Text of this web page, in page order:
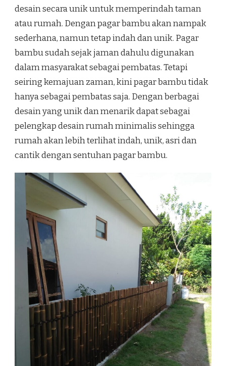
desain secara unik untuk memperindah taman
atau rumah. Dengan pagar bambu akan nampak
sederhana, namun tetap indah dan unik. Pagar
bambu sudah sejak jaman dahulu digunakan
dalam masyarakat sebagai pembatas. Tetapi
seiring kemajuan zaman, kini pagar bambu tidak
hanya sebagai pembatas saja. Dengan berbagai
desain yang unik dan menarik dapat sebagai
pelengkap desain rumah minimalis sehingga
rumah akan lebih terlihat indah, unik, asri dan
cantik dengan sentuhan pagar bambu.